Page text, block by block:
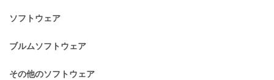
ソフトウェア
ブルムソフトウェア
その他のソフトウェア